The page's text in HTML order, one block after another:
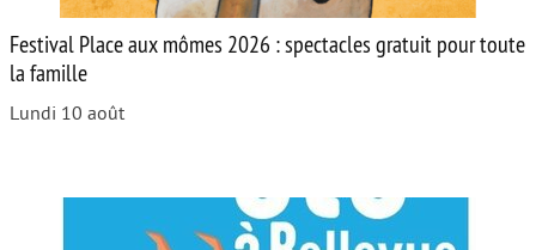
Festival Place aux mômes 2026 : spectacles gratuit pour toute
la famille
Lundi 10 août